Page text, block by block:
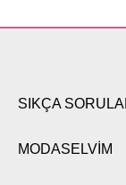
SIKÇA
MODASELVİM